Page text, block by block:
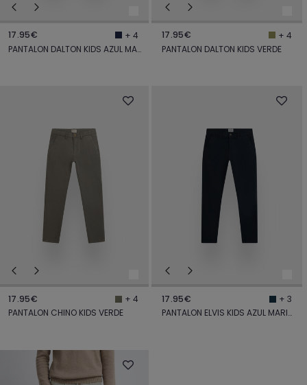
17.95€
+ 4
PANTALON DALTON KIDS AZUL MARINO
17.95€
+ 4
PANTALON DALTON KIDS VERDE
17.95€
+ 4
PANTALON CHINO KIDS VERDE
17.95€
+ 3
PANTALON ELVIS KIDS AZUL MARINO